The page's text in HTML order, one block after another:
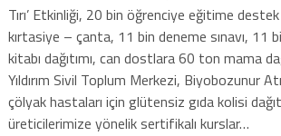
Tırı’ Etkinliği, 20 bin öğrenciye eğitime
kırtasiye – çanta, 11 bin deneme sınavı, 11
kitabı dağıtımı, can dostlara 60 ton mama
Yıldırım Sivil Toplum Merkezi, Biyobozunur
çölyak hastaları için glütensiz gıda kolisi
üreticilerimize yönelik sertifikalı kurslar…